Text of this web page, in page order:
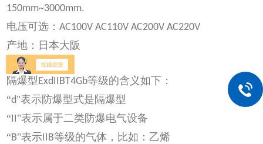
150mm~3000mm.
电压可选：AC100V AC110V AC200V AC220V
产地：日本大阪
隔爆型ExdIIBT4Gb等级的含义如下：
“d"表示防爆型式是隔爆型
“II"表示属于二类防爆电气设备
“B"表示IIB等级的气体，比如：乙烯